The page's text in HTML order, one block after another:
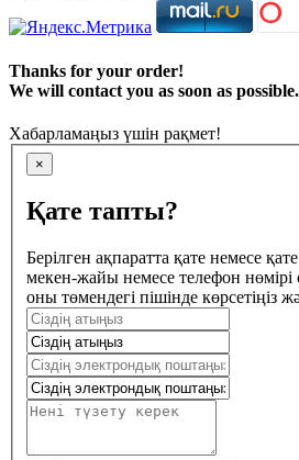
Thanks for your order!
We will contact you as soon as possible.
Хабарламаңыз үшін рақмет!
×
Қате тапты?
Берілген ақпаратта қате немесе
мекен-жайы немесе телефон нөмірі
оны төмендегі пішінде көрсетіңіз